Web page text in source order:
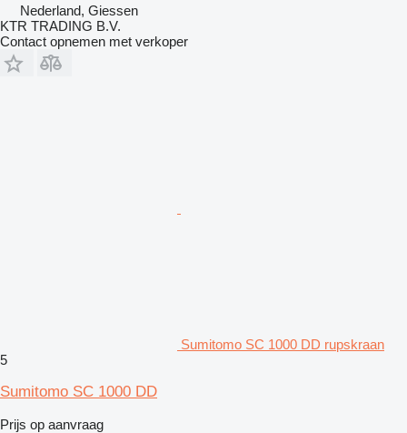
Nederland, Giessen
KTR TRADING B.V.
Contact opnemen met verkoper
Sumitomo SC 1000 DD rupskraan
5
Sumitomo SC 1000 DD
Prijs op aanvraag